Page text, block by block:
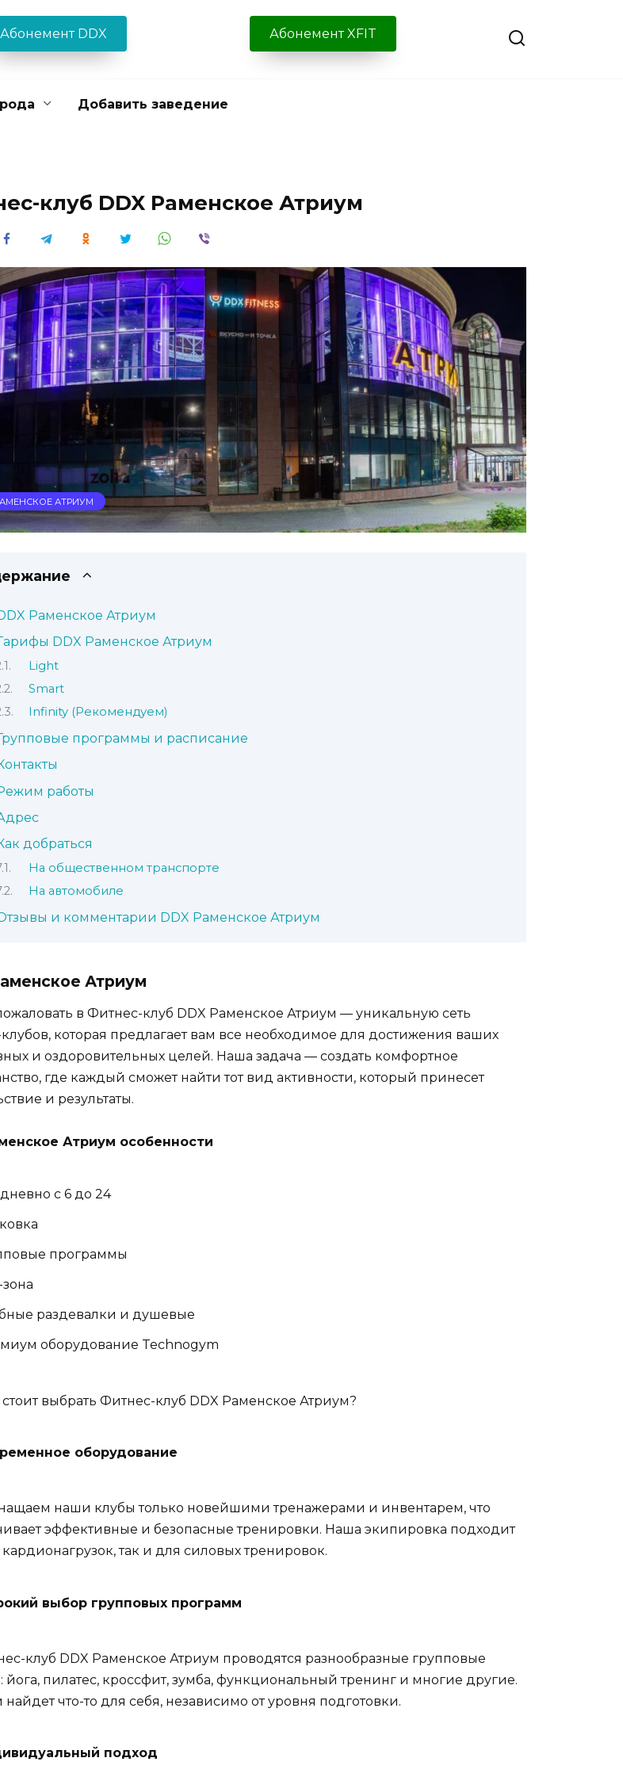
Абонемент DDX Абонемент XFIT
Добавить заведение
клуб DDX Раменское Атриум
АТРИУМ
Раменское Атриум
DDX Раменское Атриум
Light
Smart
Infinity (Рекомендуем)
программы и расписание
работы
добраться
На общественном транспорте
На автомобиле
и комментарии DDX Раменское Атриум
Атриум
в Фитнес-клуб DDX Раменское Атриум — уникальную сеть
которая предлагает вам все необходимое для достижения ваших
и оздоровительных целей. Наша задача — создать комфортное
где каждый сможет найти тот вид активности, который принесет
и результаты.
Атриум особенности
с 6 до 24
программы
зона
раздевалки и душевые
оборудование Technogym
выбрать Фитнес-клуб DDX Раменское Атриум?
оборудование
наши клубы только новейшими тренажерами и инвентарем, что
эффективные и безопасные тренировки. Наша экипировка подходит
так и для силовых тренировок.
выбор групповых программ
клуб DDX Раменское Атриум проводятся разнообразные групповые
йога, пилатес, кроссфит, зумба, функциональный тренинг и многие другие.
что-то для себя, независимо от уровня подготовки.
подход